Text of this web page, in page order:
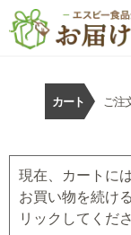
カート ご注
現在、カートに
お買い物を続け
リックしてくださ